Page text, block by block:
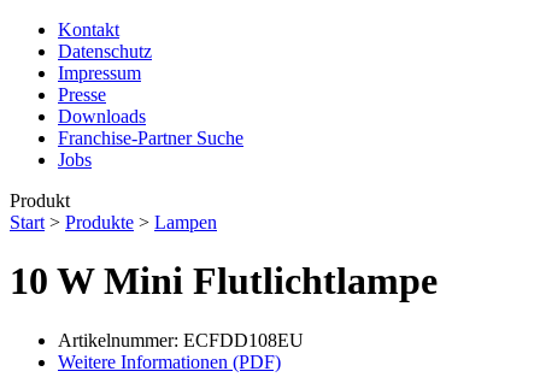
Kontakt
Datenschutz
Impressum
Presse
Downloads
Franchise-Partner Suche
Jobs
Produkt
Start > Produkte > Lampen
10 W Mini Flutlichtlampe
Artikelnummer: ECFDD108EU
Weitere Informationen (PDF)